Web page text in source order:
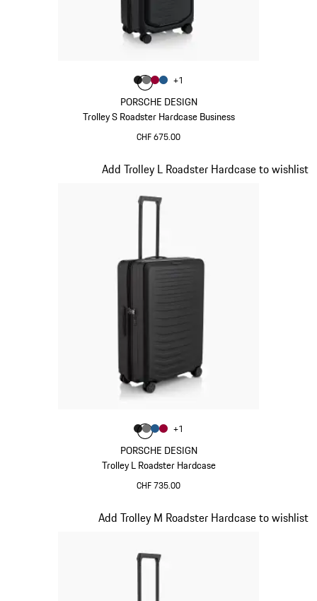
PORSCHE DESIGN
Trolley S Roadster Hardcase Business
CHF 675.00
Colore
ColoreNero Opaco
Colore Grigio Nardo
Colore
Colore
+1
PORSCHE DESIGN
Trolley L Roadster Hardcase
CHF 735.00
Add Trolley L Roadster Hardcase to wishlist
Colore
ColoreNero Opaco
Colore Grigio Nardo
Colore
Colore
+1
Add Trolley M Roadster Hardcase to wishlist